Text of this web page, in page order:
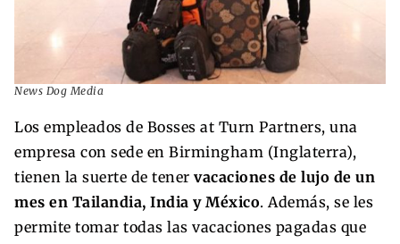
News Dog Media
Los empleados de Bosses at Turn Partners, una
empresa con sede en Birmingham (Inglaterra),
tienen la suerte de tener vacaciones de lujo de un
mes en Tailandia, India y México. Además, se les
permite tomar todas las vacaciones pagadas que